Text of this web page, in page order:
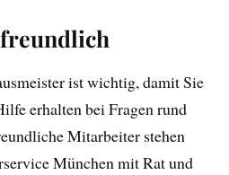
ist wichtig, damit Sie
erhalten bei Fragen rund
Mitarbeiter stehen
München mit Rat und